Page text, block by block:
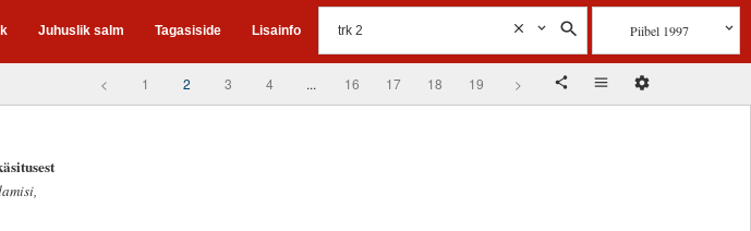
Juhuslik salm Tagasiside Lisainfo Piibel 1997
< 1 2 3 4 ... 16 17 18 19 >